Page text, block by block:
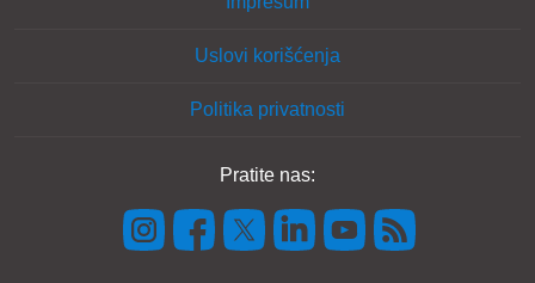
Uslovi korišćenja
Politika privatnosti
Pratite nas: